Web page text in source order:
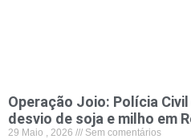
Operação Joio: Polícia
desvio de soja e milho em
29 Maio , 2026 Sem comentários